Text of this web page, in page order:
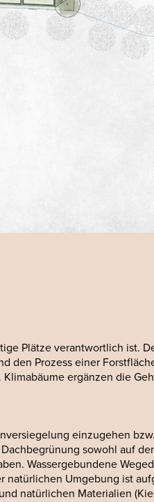
Plätze verantwortlich ist.
den Prozess einer
ergänzen die
einzugehen
sowohl auf
Wassergebundene
Umgebung ist
natürlichen Materialien